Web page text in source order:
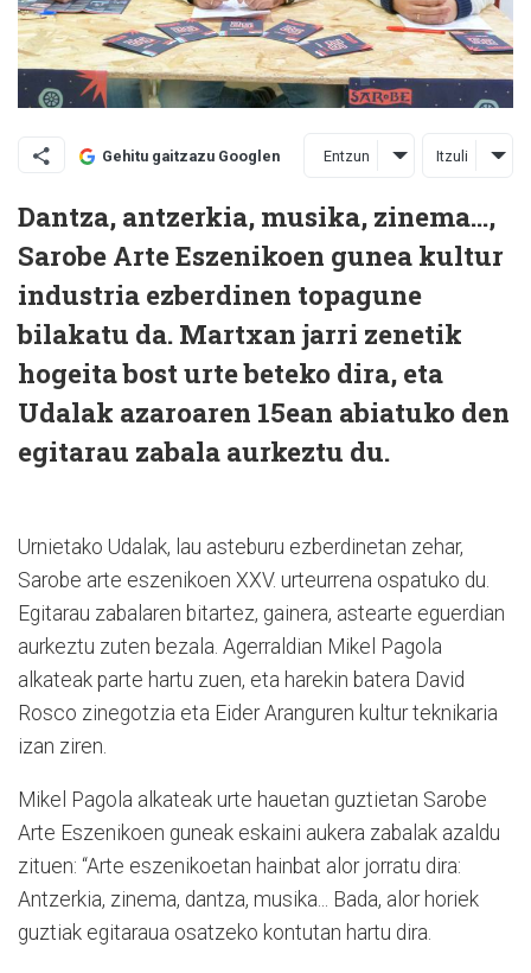
Gehitu gaitzazu Googlen Entzun Itzuli
Dantza, antzerkia, musika, zinema...,
Sarobe Arte Eszenikoen gunea kultur
industria ezberdinen topagune
bilakatu da. Martxan jarri zenetik
hogeita bost urte beteko dira, eta
Udalak azaroaren 15ean abiatuko den
egitarau zabala aurkeztu du.
Urnietako Udalak, lau asteburu ezberdinetan zehar,
Sarobe arte eszenikoen XXV. urteurrena ospatuko du.
Egitarau zabalaren bitartez, gainera, astearte eguerdian
aurkeztu zuten bezala. Agerraldian Mikel Pagola
alkateak parte hartu zuen, eta harekin batera David
Rosco zinegotzia eta Eider Aranguren kultur teknikaria
izan ziren.
Mikel Pagola alkateak urte hauetan guztietan Sarobe
Arte Eszenikoen guneak eskaini aukera zabalak azaldu
zituen: “Arte eszenikoetan hainbat alor jorratu dira:
Antzerkia, zinema, dantza, musika... Bada, alor horiek
guztiak egitaraua osatzeko kontutan hartu dira.